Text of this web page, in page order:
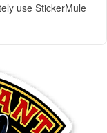
use StickerMule